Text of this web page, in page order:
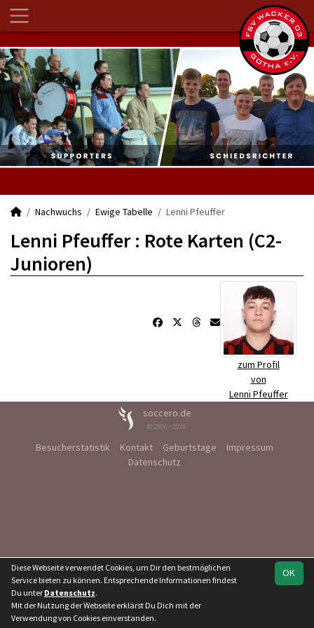
Nachwuchs Ewige Tabelle Lenni Pfeuffer
Lenni Pfeuffer : Rote Karten (C2-
Junioren)
zum Profil
von
Lenni Pfeuffer
soccero.de
© 2006 - 2026
Besucherstatistik Kontakt Geburtstage
Impressum
Datenschutz
OK
Diese Webseite verwendet Cookies, um Dir den bestmöglichen
Service bieten zu können. Entsprechende Informationen findest
Du unter Datenschutz.
Mit der Nutzung der Webseite erklärst Du Dich mit der
Verwendung von Cookies einverstanden.